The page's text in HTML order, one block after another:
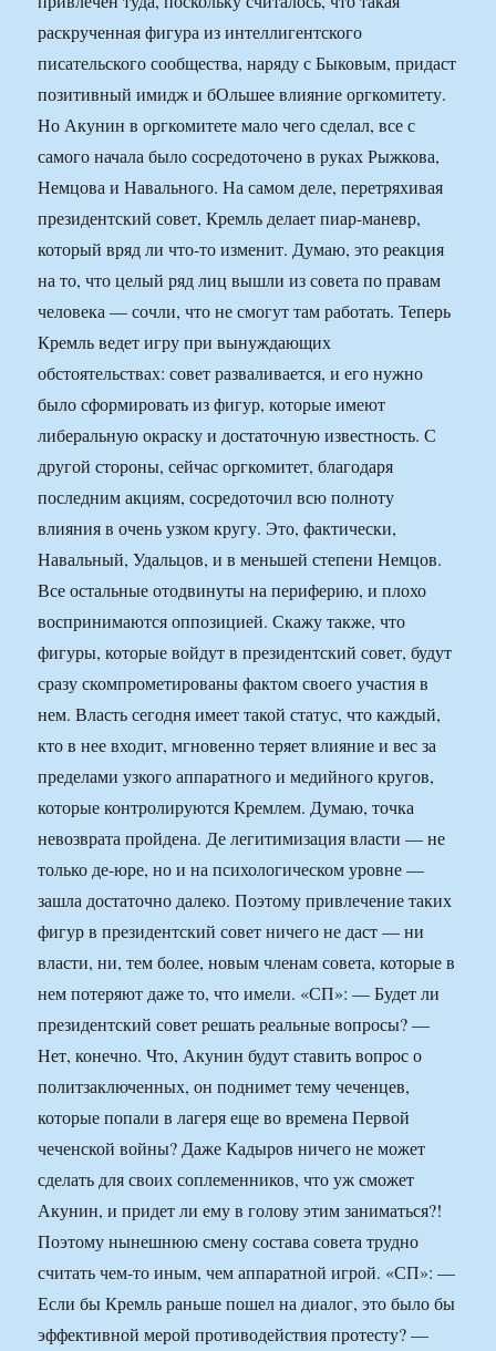
раскрученная фигура из интеллигентского
писательского сообщества, наряду с Быковым, придаст
позитивный имидж и бОльшее влияние оргкомитету.
Но Акунин в оргкомитете мало чего сделал, все с
самого начала было сосредоточено в руках Рыжкова,
Немцова и Навального. На самом деле, перетряхивая
президентский совет, Кремль делает пиар-маневр,
который вряд ли что-то изменит. Думаю, это реакция
на то, что целый ряд лиц вышли из совета по правам
человека — сочли, что не смогут там работать. Теперь
Кремль ведет игру при вынуждающих
обстоятельствах: совет разваливается, и его нужно
было сформировать из фигур, которые имеют
либеральную окраску и достаточную известность. С
другой стороны, сейчас оргкомитет, благодаря
последним акциям, сосредоточил всю полноту
влияния в очень узком кругу. Это, фактически,
Навальный, Удальцов, и в меньшей степени Немцов.
Все остальные отодвинуты на периферию, и плохо
воспринимаются оппозицией. Скажу также, что
фигуры, которые войдут в президентский совет, будут
сразу скомпрометированы фактом своего участия в
нем. Власть сегодня имеет такой статус, что каждый,
кто в нее входит, мгновенно теряет влияние и вес за
пределами узкого аппаратного и медийного кругов,
которые контролируются Кремлем. Думаю, точка
невозврата пройдена. Де легитимизация власти — не
только де-юре, но и на психологическом уровне —
зашла достаточно далеко. Поэтому привлечение таких
фигур в президентский совет ничего не даст — ни
власти, ни, тем более, новым членам совета, которые в
нем потеряют даже то, что имели. «СП»: — Будет ли
президентский совет решать реальные вопросы? —
Нет, конечно. Что, Акунин будут ставить вопрос о
политзаключенных, он поднимет тему чеченцев,
которые попали в лагеря еще во времена Первой
чеченской войны? Даже Кадыров ничего не может
сделать для своих соплеменников, что уж сможет
Акунин, и придет ли ему в голову этим заниматься?!
Поэтому нынешнюю смену состава совета трудно
считать чем-то иным, чем аппаратной игрой. «СП»: —
Если бы Кремль раньше пошел на диалог, это было бы
эффективной мерой противодействия протесту? —